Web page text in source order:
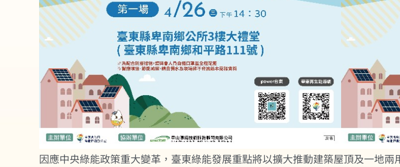
因應中央綠能政策重大變革，臺東綠能發展重點將以擴大推動建築屋頂及一地